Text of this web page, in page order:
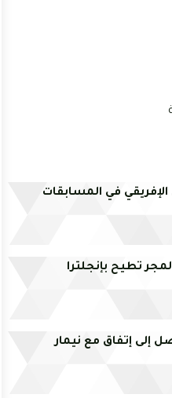
في المسابقات
تطيح بإنجلترا
إلى إتفاق مع نيمار